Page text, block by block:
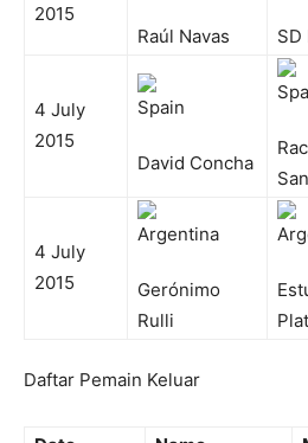
2015
Raúl Navas
SD
4 July
2015
David Concha
4 July
2015
Gerónimo
Rulli
Daftar Pemain Keluar